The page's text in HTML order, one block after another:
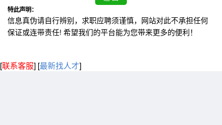
特此声明：
信息真伪请自行辨别，求职应聘须谨慎，网站对此不承担任何
保证或连带责任! 希望我们的平台能为您带来更多的便利！
[联系客服] [最新找人才]